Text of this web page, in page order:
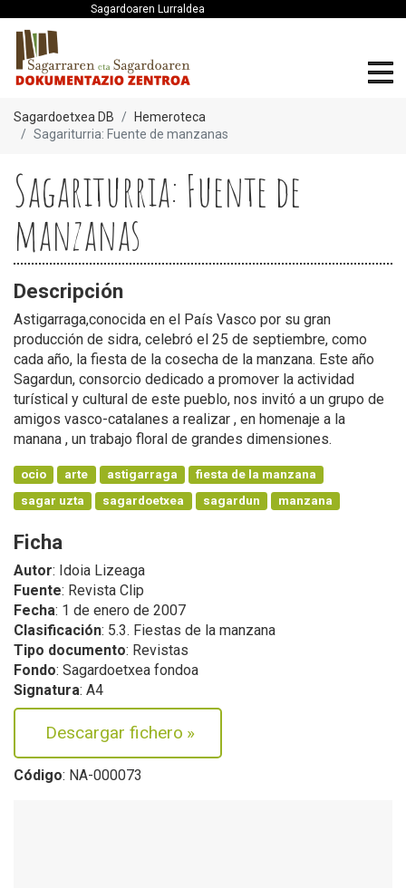
Sagardoaren Lurraldea
Sagardoetxea DB
Hemeroteca
Sagariturria: Fuente de manzanas
Sagariturria: Fuente de
manzanas
Descripción
Astigarraga,conocida en el País Vasco por su gran
producción de sidra, celebró el 25 de septiembre, como
cada año, la fiesta de la cosecha de la manzana. Este año
Sagardun, consorcio dedicado a promover la actividad
turístical y cultural de este pueblo, nos invitó a un grupo de
amigos vasco-catalanes a realizar , en homenaje a la
manana , un trabajo floral de grandes dimensiones.
ocio arte astigarraga
fiesta de la manzana
sagar uzta
sagardoetxea sagardun manzana
Ficha
Autor: Idoia Lizeaga
Fuente: Revista Clip
Fecha: 1 de enero de 2007
Clasificación: 5.3. Fiestas de la manzana
Tipo documento: Revistas
Fondo: Sagardoetxea fondoa
Signatura: A4
Descargar fichero »
Código: NA-000073